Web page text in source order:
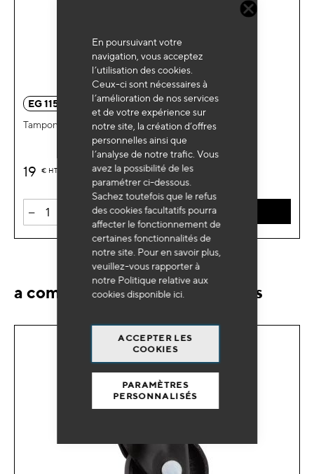
En poursuivant votre
navigation, vous acceptez
l’utilisation des cookies.
Ceux-ci sont nécessaires à
l’amélioration de nos services
et de votre expérience sur
notre site, la création d’offres
personnelles ainsi que
l’analyse de notre trafic. Vous
avez la possibilité de les
paramétrer ci-dessous.
Sachez toutefois que le refus
des cookies facultatifs pourra
affecter le fonctionnement de
certaines fonctionnalités de
notre site. Pour en savoir plus,
veuillez-vous rapporter à
notre Politique relative aux
cookies disponible ici
ACCEPTER LES
COOKIES
PARAMÈTRES
PERSONNALISÉS
EG 1155
Tampon caoutchouc rond cric universel Ø65x28mm
19 € HT
- AJOUTER AU PANIER
a comme SAV et consommables